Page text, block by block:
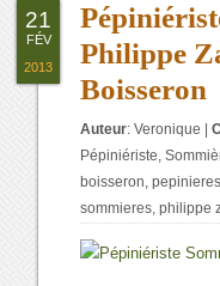
Philippe
Boisseron
Auteur:Veronique |
Pépiniériste,
boisseron,
sommieres,philippe
21
FÉV
2013